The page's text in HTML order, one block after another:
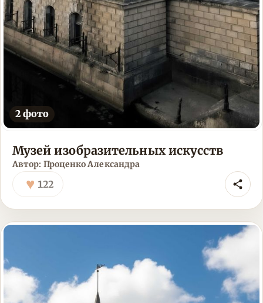
2 фото
Музей изобразительных искусств
Автор: Проценко Александра
♥ 122